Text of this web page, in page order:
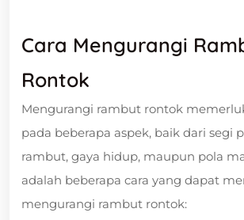
Cara Mengurangi
Rontok
Mengurangi rambut rontok
pada beberapa aspek, baik dari segi
rambut, gaya hidup, maupun pola
adalah beberapa cara yang dapat
mengurangi rambut rontok: